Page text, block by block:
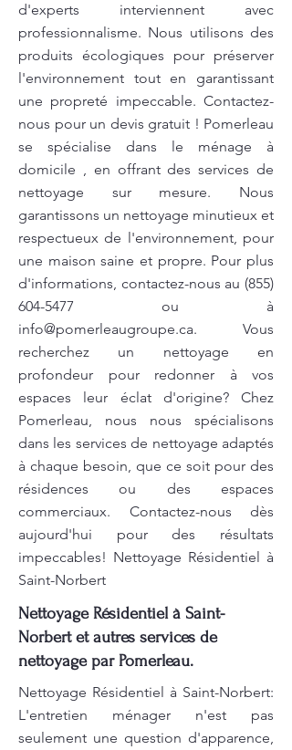
d'experts interviennent avec
professionnalisme. Nous utilisons des
produits écologiques pour préserver
l'environnement tout en garantissant
une propreté impeccable. Contactez-
nous pour un devis gratuit ! Pomerleau
se spécialise dans le ménage à
domicile , en offrant des services de
nettoyage sur mesure. Nous
garantissons un nettoyage minutieux et
respectueux de l'environnement, pour
une maison saine et propre. Pour plus
d'informations, contactez-nous au (855)
604-5477 ou à
info@pomerleaugroupe.ca. Vous
recherchez un nettoyage en
profondeur pour redonner à vos
espaces leur éclat d'origine? Chez
Pomerleau, nous nous spécialisons
dans les services de nettoyage adaptés
à chaque besoin, que ce soit pour des
résidences ou des espaces
commerciaux. Contactez-nous dès
aujourd'hui pour des résultats
impeccables! Nettoyage Résidentiel à
Saint-Norbert
Nettoyage Résidentiel à Saint-
Norbert et autres services de
nettoyage par Pomerleau.
Nettoyage Résidentiel à Saint-Norbert:
L'entretien ménager n'est pas
seulement une question d'apparence,